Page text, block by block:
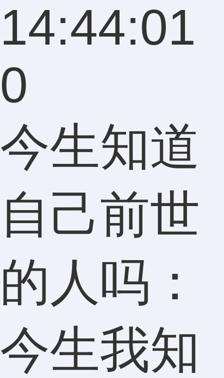
14:44:01
0
今生知道
自己前世
的人吗：
今生我知